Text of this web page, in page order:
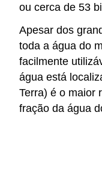
ou cerca de 53
Apesar dos
toda a água do
facilmente
água está
Terra) é o maior
fração da água